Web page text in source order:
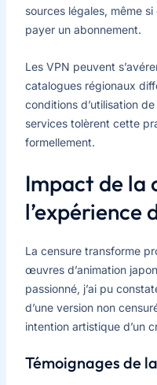
sources légales, même
payer un abonnement.
Les VPN peuvent
catalogues régionaux
conditions d’utilisation
services tolèrent cette
formellement.
Impact de la
l’expérience
La censure transforme
œuvres d’animation
passionné, j’ai pu
d’une version non
intention artistique d’un
Témoignages de